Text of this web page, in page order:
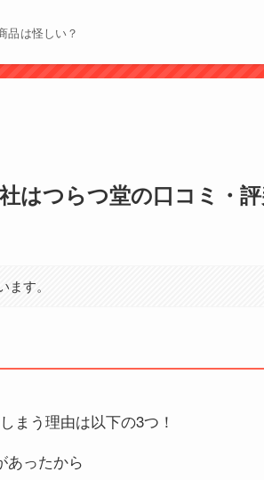
品は怪しい？
はつらつ堂の口コミ・
す。
まう理由は以下の3つ！
あったから